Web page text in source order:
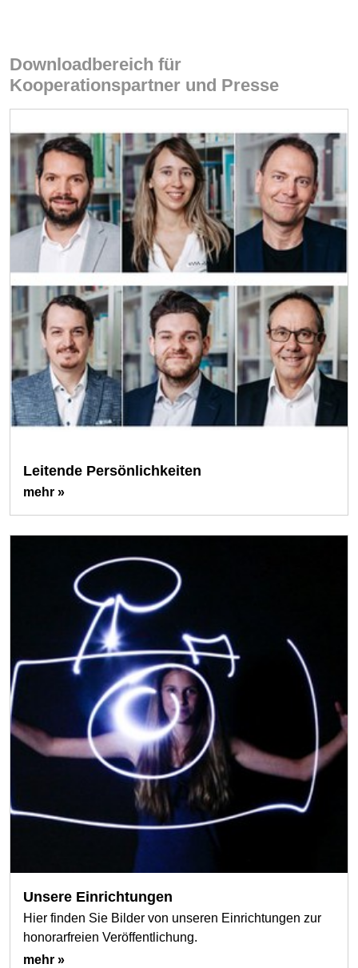
Downloadbereich für
Kooperationspartner und Presse
Leitende Persönlichkeiten
mehr »
Unsere Einrichtungen
Hier finden Sie Bilder von unseren Einrichtungen zur
honorarfreien Veröffentlichung.
mehr »